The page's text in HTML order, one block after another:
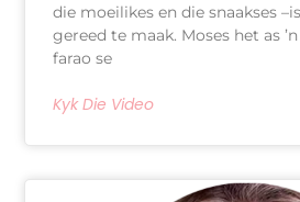
die moeilikes en die snaakses
gereed te maak. Moses het as
farao se
Kyk Die Video